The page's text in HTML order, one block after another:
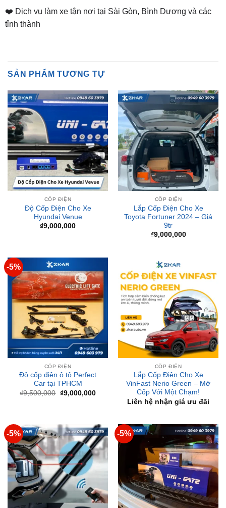
CỐP ĐIỆN
Độ Cốp Điện Cho Xe
Hyundai Venue
9,000,000
CỐP ĐIỆN
Lắp Cốp Điện Cho Xe
Toyota Fortuner 2024 – Giá
9tr
₫9,000,000
CỐP ĐIỆN
Độ cốp điện ô tô Perfect
Car tại TPHCM
9,500,000 Giá
gốc
là:
₫9,500,000.
₫9,000,000
hiện
tại
₫9,000,000.
CỐP ĐIỆN
Lắp Cốp Điện Cho Xe
VinFast Nerio Green – Mở
Cốp Với Một Chạm!
Liên hệ nhận giá ưu đãi
CỐP ĐIỆN CỐP ĐIỆN